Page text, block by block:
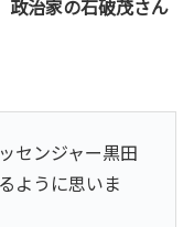
政治家の石破茂さん
センジャー黒田
ように思いま